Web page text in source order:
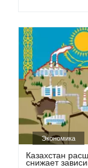
Экономика
Казахстан
снижает